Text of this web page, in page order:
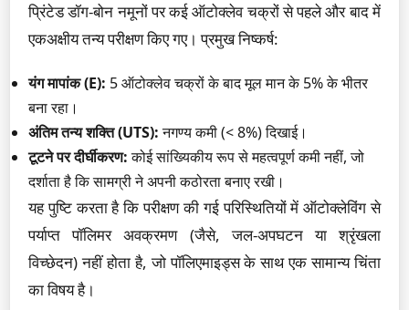
प्रिंटेड डॉग-बोन नमूनों पर कई ऑटोक्लेव चक्रों से पहले और बाद में
एकअक्षीय तन्य परीक्षण किए गए। प्रमुख निष्कर्ष:
यंग मापांक (E): 5 ऑटोक्लेव चक्रों के बाद मूल मान के 5% के भीतर
बना रहा।
अंतिम तन्य शक्ति (UTS):नगण्य कमी (< 8%) दिखाई।
टूटने पर दीर्घीकरण:कोई सांख्यिकीय रूप से महत्वपूर्ण कमी नहीं, जो
दर्शाता है कि सामग्री ने अपनी कठोरता बनाए रखी।
यह पुष्टि करता है कि परीक्षण की गई परिस्थितियों में ऑटोक्लेविंग से
पर्याप्त पॉलिमर अवक्रमण (जैसे, जल-अपघटन या श्रृंखला
विच्छेदन) नहीं होता है, जो पॉलिएमाइड्स के साथ एक सामान्य चिंता
का विषय है।